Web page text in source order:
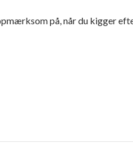
på, når du kigger